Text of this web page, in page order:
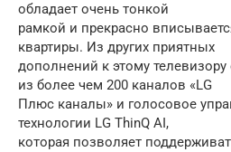
обладает очень тонкой
рамкой и прекрасно
квартиры. Из других приятных
дополнений к этому телевизору
из более чем 200 каналов «LG
Плюс каналы» и голосовое
технологии LG ThinQ AI,
которая позволяет